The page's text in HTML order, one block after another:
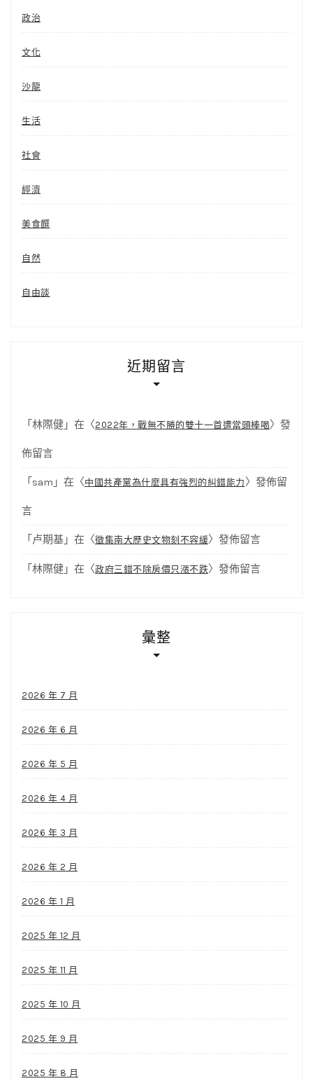
政治
文化
沙龍
生活
社會
經濟
美食饌
自然
自由談
近期留言
「 林際健 」在〈2022年，戰無不勝的雙十一首遭當頭棒喝〉發
佈留言
「 sam 」在〈中國共產黨為什麼具有強烈的糾錯能力 〉發佈留
言
「 卢期基 」在〈徵集南大歷史文物刻不容緩〉發佈留言
「 林際健 」在〈政府三錯不除房價只漲不跌〉發佈留言
彙整
2026 年 7 月
2026 年 6 月
2026 年 5 月
2026 年 4 月
2026 年 3 月
2026 年 2 月
2026 年 1 月
2025 年 12 月
2025 年 11 月
2025 年 10 月
2025 年 9 月
2025 年 8 月